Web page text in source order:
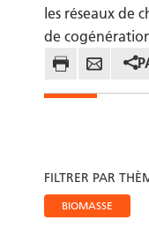
les réseaux de
de
FILTRER PAR
BIOMASSE